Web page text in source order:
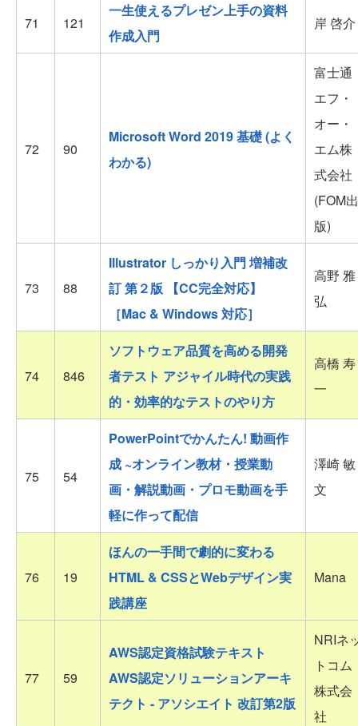
71 121
一生使えるプレゼン上手の資料
作成入門
岸 啓介
72 90
Microsoft Word 2019 基礎 (よく
わかる)
富士通
エフ・
オー・
エム株
式会社
(FOM出
版)
73 88
Illustrator しっかり入門 増補改
訂 第２版 【CC完全対応】
［Mac & Windows 対応］
高野 雅
弘
74 846
ソフトウェア品質を高める開発
者テスト アジャイル時代の実践
的・効率的なテストのやり方
高橋 寿
一
75 54
PowerPointでかんたん! 動画作
成 ~オンライン教材・授業動
画・解説動画・プロモ動画を手
軽に作って配信
澤崎 敏
文
76 19
ほんの一手間で劇的に変わる
HTML & CSSとWebデザイン実
践講座
Mana
77 59
AWS認定資格試験テキスト
AWS認定ソリューションアーキ
テクト - アソシエイト 改訂第2版
NRIネ
トコム
株式会
社